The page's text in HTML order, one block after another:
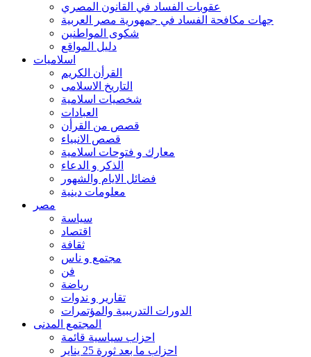
عقوبات الفساد في القانون المصري
جهات مكافحة الفساد في جمهورية مصر العربية
شكوى المواطنين
دليل المواقع
اسلاميات
القرأن الكريم
التاريخ الاسلامى
شخصيات اسلامية
العبادات
قصص من القرأن
قصص الانبياء
معارك و فتوحات اسلامية
الذكر و الدعاء
فضائل الايام والشهور
معلومات دينية
مصر
سياسة
اقتصاد
ثقافة
مجتمع و ناس
فن
رياضة
تقارير و ندوات
الدورات التدريبية والمؤتمرات
المجتمع المدنى
احزاب سياسية قائمة
احزاب ما بعد ثورة 25 يناير